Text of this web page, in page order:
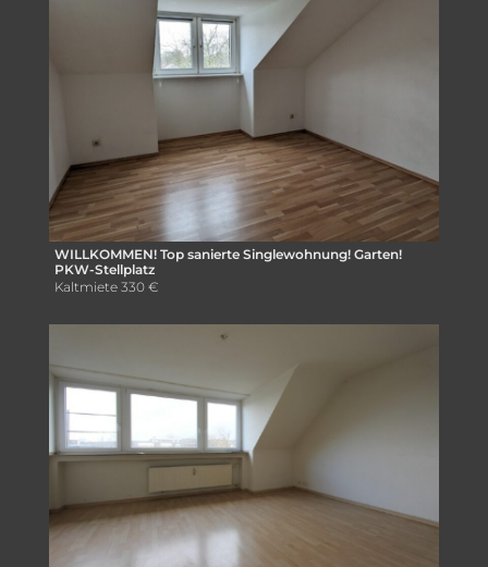
WILLKOMMEN! Top sanierte Singlewohnung! Garten!
PKW-Stellplatz
Kaltmiete 330 €